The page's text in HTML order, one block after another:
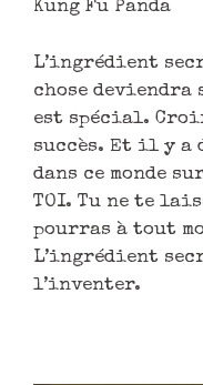
Kung Fu Panda
L’ingrédient
chose
est spécial.
succès. Et il y a
dans ce monde
TOI. Tu ne te
pourras à tout
L’ingrédient
l’inventer.